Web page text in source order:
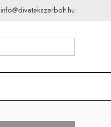
info@divatekszerbolt.hu